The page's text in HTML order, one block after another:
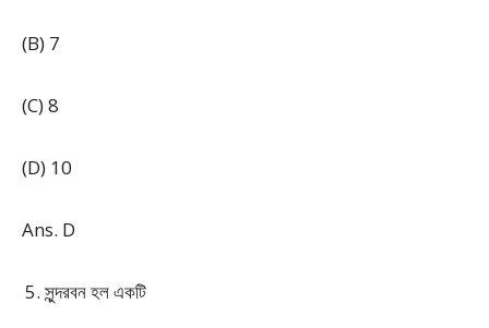
(B) 7
(C) 8
(D) 10
Ans. D
সুন্দরবন হল একটি